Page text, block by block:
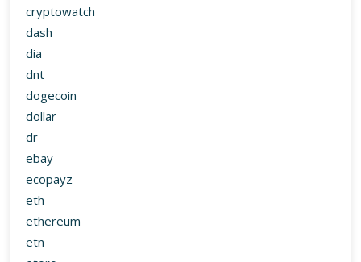
cryptowatch
dash
dia
dnt
dogecoin
dollar
dr
ebay
ecopayz
eth
ethereum
etn